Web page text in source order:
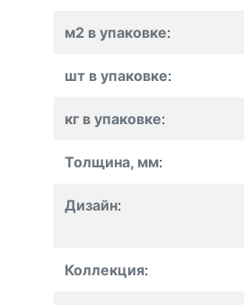
м2 в упаковке:
шт в упаковке:
кг в упаковке:
Толщина, мм:
Дизайн:
Коллекция: